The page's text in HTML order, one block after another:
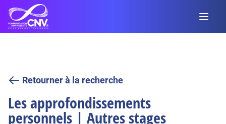
Retourner à la recherche
Les approfondissements
personnels | Autres stages